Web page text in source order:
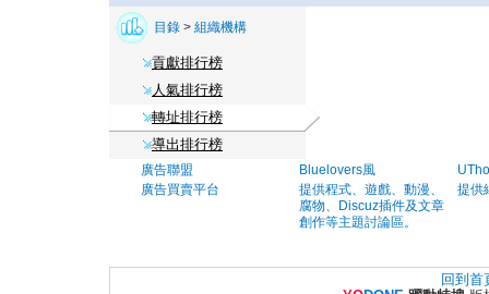
目錄 > 組織機構
貢獻排行榜
人氣排行榜
轉址排行榜
導出排行榜
廣告聯盟
廣告買賣平台
Bluelovers風
提供程式、遊戲、動漫、
腐物、Discuz插件及文章
創作等主題討論區。
提供
回到首